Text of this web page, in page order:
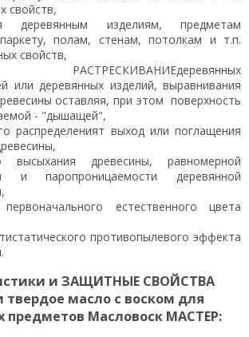
свойств,
деревянным изделиям, предметам
полам, стенам, потолкам и т.п.
свойств,
РАСТРЕСКИВАНИЕдеревянных
или деревянных изделий, выравнивания
оставляя, при этом поверхность
- "дышащей",
распределеният выход или поглащения
высыхания древесины, равномерной
и паропроницаемости деревянной
первоначального естественного цвета
противопылевого эффекта
и ЗАЩИТНЫЕ СВОЙСТВА
твердое масло с воском для
предметов Масловоск МАСТЕР: